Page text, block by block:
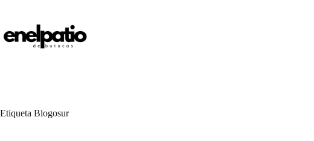
contenido
Etiqueta Blogosur